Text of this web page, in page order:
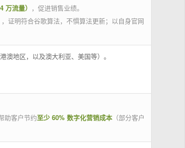
万流量） ，促进销售业绩。
证明符合谷歌算法，不惧算法更新；以自身官网
澳地区，以及澳大利亚、美国等）。
助客户节约至少 60% 数字化营销成本 （部分客户